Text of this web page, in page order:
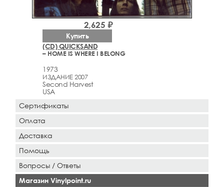
(CD) QUICKSAND
– HOME IS WHERE I BELONG
1973
ИЗДАНИЕ 2007
Second Harvest
USA
2,625 ₽
Купить
Сертификаты
Оплата
Доставка
Помощь
Вопросы / Ответы
Магазин Vinylpoint.ru